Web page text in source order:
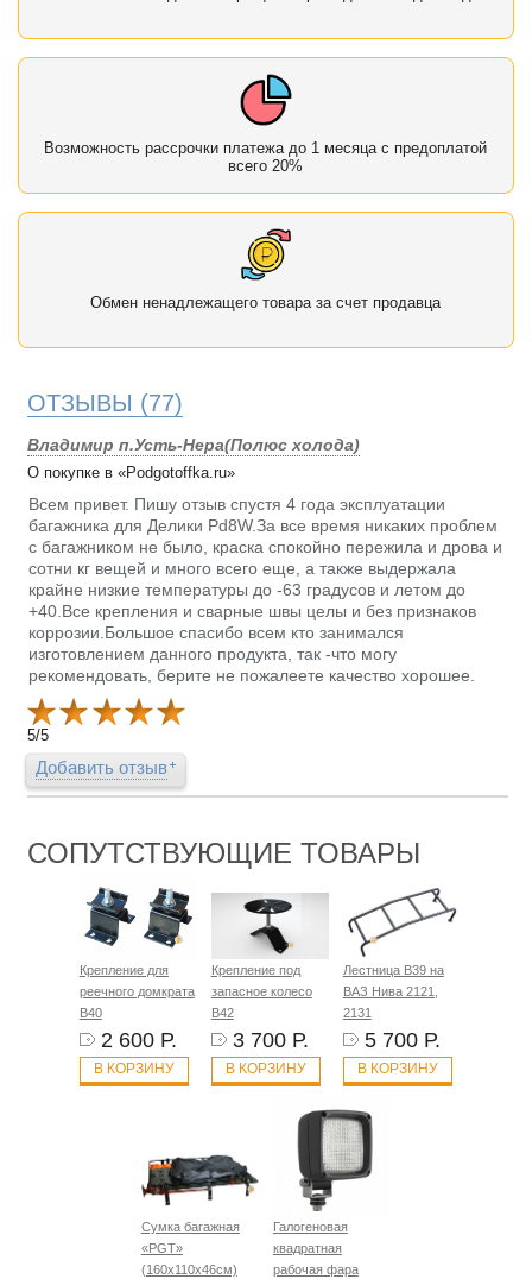
Возможность рассрочки платежа до 1 месяца с предоплатой
всего 20%
Обмен ненадлежащего товара за счет продавца
ОТЗЫВЫ (77)
Владимир п.Усть-Нера(Полюс холода)
О покупке в «Podgotoffka.ru»
Всем привет. Пишу отзыв спустя 4 года эксплуатации
багажника для Делики Pd8W.За все время никаких проблем
с багажником не было, краска спокойно пережила и дрова и
сотни кг вещей и много всего еще, а также выдержала
крайне низкие температуры до -63 градусов и летом до
+40.Все крепления и сварные швы целы и без признаков
коррозии.Большое спасибо всем кто занимался
изготовлением данного продукта, так -что могу
рекомендовать, берите не пожалеете качество хорошее.
5/5
Добавить отзыв
СОПУТСТВУЮЩИЕ ТОВАРЫ
Крепление для
реечного домкрата
B40
2 600 Р.
В КОРЗИНУ
Крепление под
запасное колесо
B42
3 700 Р.
В КОРЗИНУ
Лестница B39 на
ВАЗ Нива 2121,
2131
5 700 Р.
В КОРЗИНУ
Сумка багажная
«PGT»
(160х110х46см)
Галогеновая
квадратная
рабочая фара